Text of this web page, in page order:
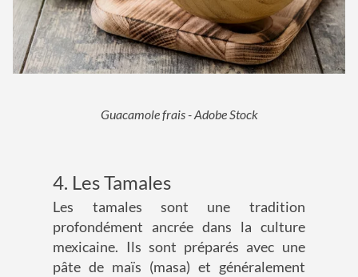
Guacamole frais - Adobe Stock
4. Les Tamales
Les tamales sont une tradition
profondément ancrée dans la culture
mexicaine. Ils sont préparés avec une
pâte de maïs (masa) et généralement